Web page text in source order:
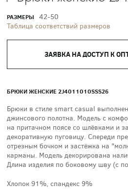
РАЗМЕРЫ
42-50
Таблица соответствий размеров
ЗАЯВКА НА ДОСТУП К
БРЮКИ ЖЕНСКИЕ 2J4011010SSS26
Брюки в стиле smart casual
джинсового полотна. Модель с
на притачном поясе со шлёвками и
декоративную пуговицу. Спереди
отрезным бочком и застёжка на
карманы. Модель декорирована
Длина изделия по боковому шву (с
Хлопок 91%, спандекс 9%